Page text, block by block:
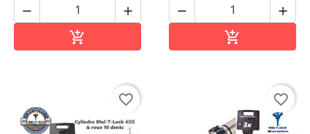
 

 

favorite_border favorite_border